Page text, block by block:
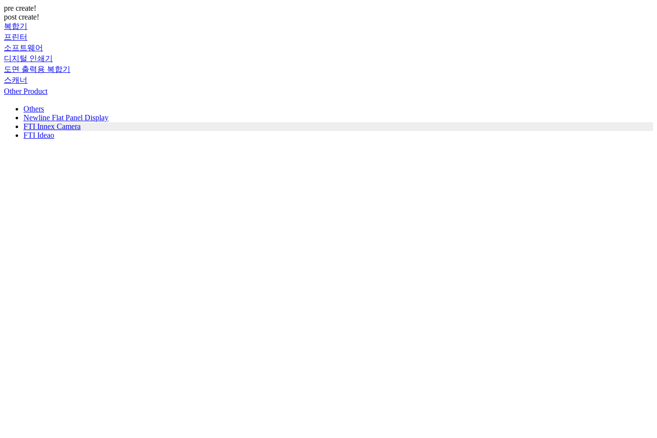
pre create!
post create!
복합기
프린터
소프트웨어
디지털 인쇄기
도면 출력용 복합기
스캐너
Other Product
Others
Newline Flat Panel Display
FTI Innex Camera
FTI Ideao